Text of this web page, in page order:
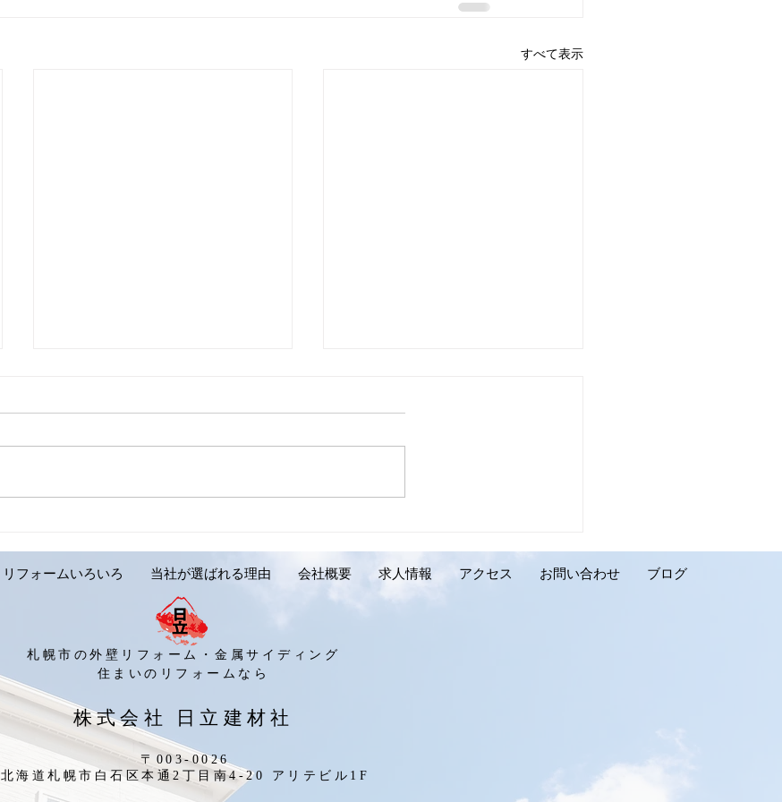
すべて表示
ご紹介です。岩見沢市 Y様
邸】
ご紹介です。千歳市 K様邸】
リフォームいろいろ 当社が選ばれる理由 会社概要 求人情報 アクセス お問い合わせ ブログ
​住まいのリフォームなら
札幌市の外壁リフォーム・金属サイディング
​株式会社 日立建材社
〒003-0026
北海道札幌市白石区本通2丁目南4-20 アリテビル1F